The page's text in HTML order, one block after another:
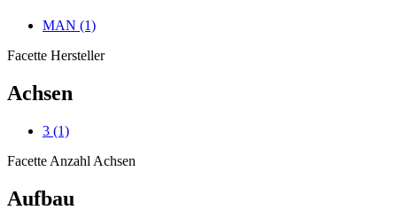
MAN (1)
Facette Hersteller
Achsen
3 (1)
Facette Anzahl Achsen
Aufbau